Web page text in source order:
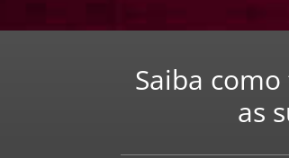
Saiba
as